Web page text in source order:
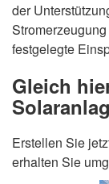
der
festgelegte
Gleich
Erstellen Sie
erhalten Sie